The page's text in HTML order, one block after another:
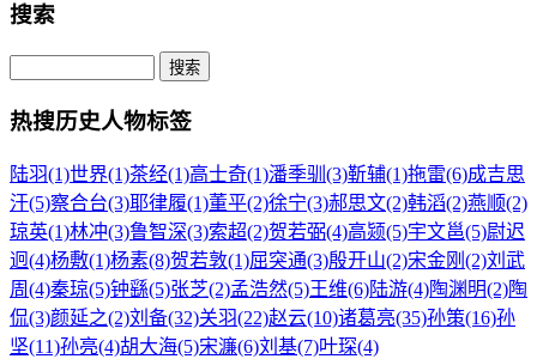
搜索
热搜历史人物标签
陆羽(1)世界(1)茶经(1)高士奇(1)潘季驯(3)靳辅(1)拖雷(6)成吉思
汗(5)察合台(3)耶律履(1)董平(2)徐宁(3)郝思文(2)韩滔(2)燕顺(2)
琼英(1)林冲(3)鲁智深(3)索超(2)贺若弼(4)高颎(5)宇文邕(5)尉迟
迥(4)杨敷(1)杨素(8)贺若敦(1)屈突通(3)殷开山(2)宋金刚(2)刘武
周(4)秦琼(5)钟繇(5)张芝(2)孟浩然(5)王维(6)陆游(4)陶渊明(2)陶
侃(3)颜延之(2)刘备(32)关羽(22)赵云(10)诸葛亮(35)孙策(16)孙
坚(11)孙亮(4)胡大海(5)宋濂(6)刘基(7)叶琛(4)